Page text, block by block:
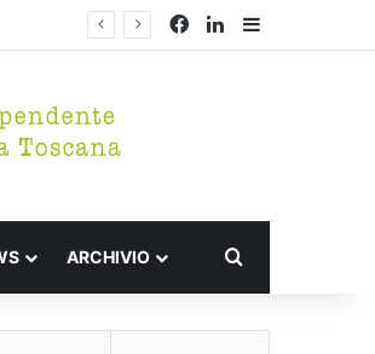
Facebook
LinkedIn
ARCHIVIO